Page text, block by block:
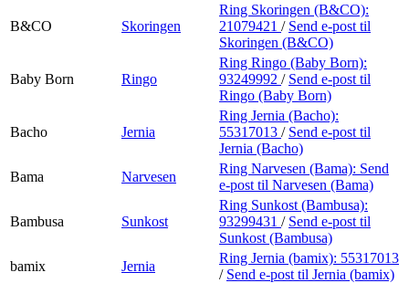
B&CO Skoringen
Ring Skoringen (B&CO):
21079421 / Send e-post til
Skoringen (B&CO)
Baby Born Ringo
Ring Ringo (Baby Born):
93249992 / Send e-post til
Ringo (Baby Born)
Bacho Jernia
Ring Jernia (Bacho):
55317013 / Send e-post til
Jernia (Bacho)
Bama
Narvesen
Ring Narvesen (Bama): Send
e-post til Narvesen (Bama)
Bambusa Sunkost
Ring Sunkost (Bambusa):
93299431 / Send e-post til
Sunkost (Bambusa)
bamix
Jernia
Ring Jernia (bamix): 55317013
/ Send e-post til Jernia (bamix)